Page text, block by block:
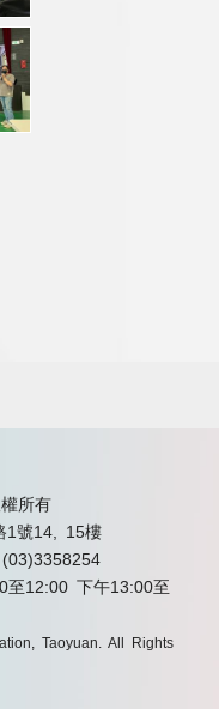
所有
1號14, 15樓
(03)3358254
至12:00 下午13:00至
Taoyuan. All Rights